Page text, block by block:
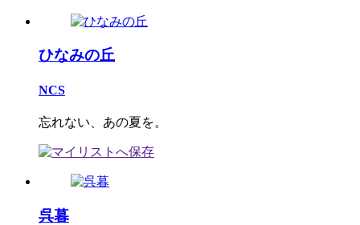
ひなみの丘
NCS
忘れない、あの夏を。
呉暮